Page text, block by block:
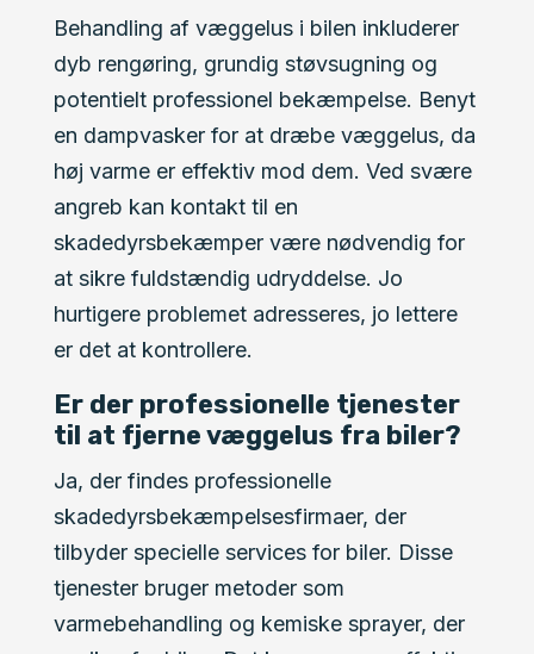
Behandling af væggelus i bilen inkluderer
dyb rengøring, grundig støvsugning og
potentielt professionel bekæmpelse. Benyt
en dampvasker for at dræbe væggelus, da
høj varme er effektiv mod dem. Ved svære
angreb kan kontakt til en
skadedyrsbekæmper være nødvendig for
at sikre fuldstændig udryddelse. Jo
hurtigere problemet adresseres, jo lettere
er det at kontrollere.
Er der professionelle tjenester
til at fjerne væggelus fra biler?
Ja, der findes professionelle
skadedyrsbekæmpelsesfirmaer, der
tilbyder specielle services for biler. Disse
tjenester bruger metoder som
varmebehandling og kemiske sprayer, der